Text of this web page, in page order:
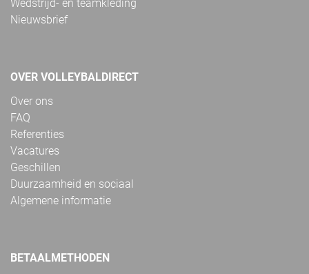
Wedstrijd- en teamkleding
Nieuwsbrief
OVER VOLLEYBALDIRECT
Over ons
FAQ
Referenties
Vacatures
Geschillen
Duurzaamheid en sociaal
Algemene informatie
BETAALMETHODEN